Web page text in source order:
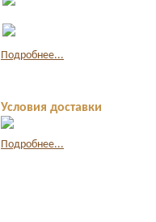
Подробнее...
Условия доставки
Подробнее...